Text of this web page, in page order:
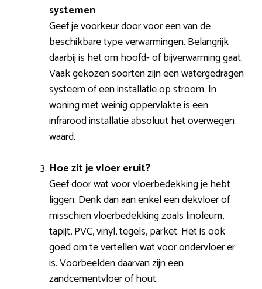
systemen
Geef je voorkeur door voor een van de
beschikbare type verwarmingen. Belangrijk
daarbij is het om hoofd- of bijverwarming gaat.
Vaak gekozen soorten zijn een watergedragen
systeem of een installatie op stroom. In
woning met weinig oppervlakte is een
infrarood installatie absoluut het overwegen
waard.
Hoe zit je vloer eruit?
Geef door wat voor vloerbedekking je hebt
liggen. Denk dan aan enkel een dekvloer of
misschien vloerbedekking zoals linoleum,
tapijt, PVC, vinyl, tegels, parket. Het is ook
goed om te vertellen wat voor ondervloer er
is. Voorbeelden daarvan zijn een
zandcementvloer of hout.